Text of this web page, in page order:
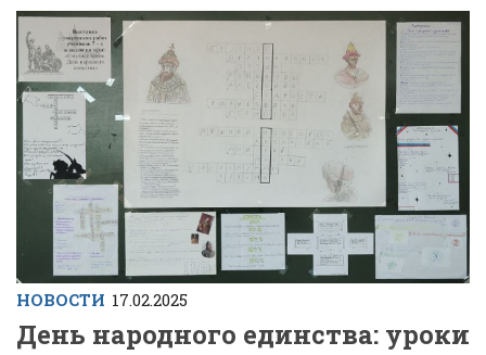
НОВОСТИ 17.02.2025
День народного единства: уроки